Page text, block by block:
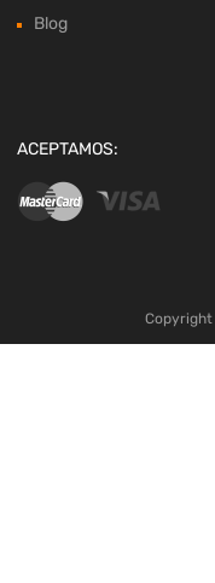
Blog
ACEPTAMOS: